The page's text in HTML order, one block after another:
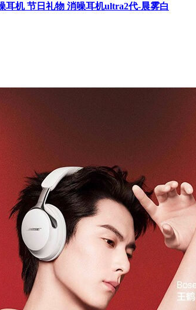
耳机 节日礼物 消噪耳机ultra2代-晨雾白